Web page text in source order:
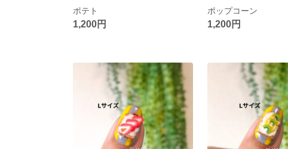
ポテト
1,200円
ポップコーン
1,200円